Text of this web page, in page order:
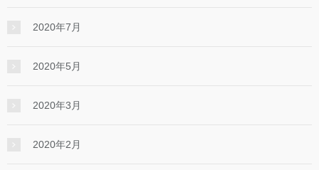
2020年7月
2020年5月
2020年3月
2020年2月